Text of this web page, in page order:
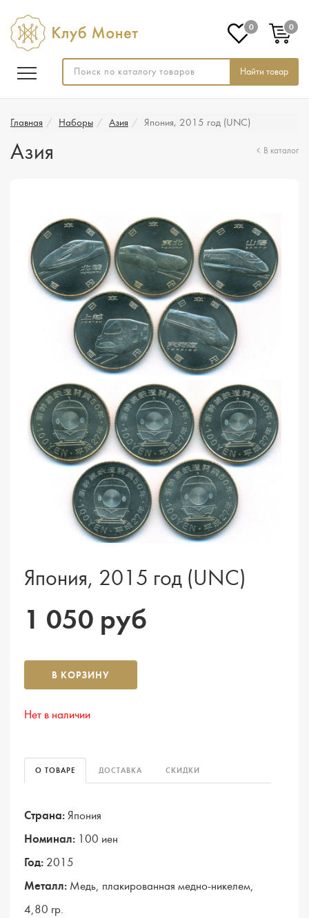
Найти товар
0 0
Главная Наборы Азия Япония, 2015 год (UNC)
Азия В каталог
Япония, 2015 год (UNC)
1 050 руб
В КОРЗИНУ
Нет в наличии
О ТОВАРЕ ДОСТАВКА СКИДКИ
Страна: Япония
Номинал: 100 иен
Год: 2015
Металл: Медь, плакированная медно-никелем,
4,80 гр.